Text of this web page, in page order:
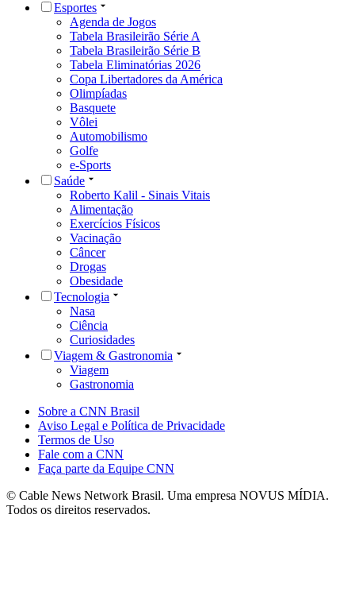
Esportes
Agenda de Jogos
Tabela Brasileirão Série A
Tabela Brasileirão Série B
Tabela Eliminatórias 2026
Copa Libertadores da América
Olimpíadas
Basquete
Vôlei
Automobilismo
Golfe
e-Sports
Saúde
Roberto Kalil - Sinais Vitais
Alimentação
Exercícios Físicos
Vacinação
Câncer
Drogas
Obesidade
Tecnologia
Nasa
Ciência
Curiosidades
Viagem & Gastronomia
Viagem
Gastronomia
Sobre a CNN Brasil
Aviso Legal e Política de Privacidade
Termos de Uso
Fale com a CNN
Faça parte da Equipe CNN
© Cable News Network Brasil. Uma empresa NOVUS MÍDIA.
Todos os direitos reservados.